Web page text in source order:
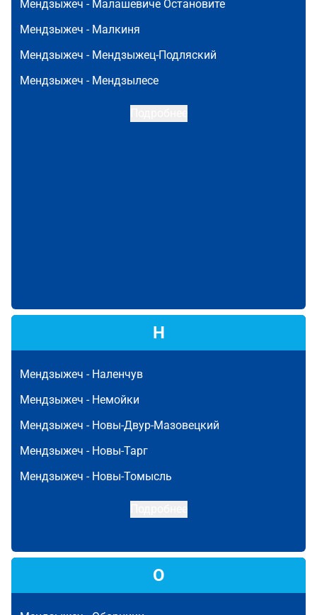
Мендзыжеч - Малашевиче Остановите
Мендзыжеч - Малкиня
Мендзыжеч - Мендзыжец-Подляский
Мендзыжеч - Мендзылесе
Н
Мендзыжеч - Наленчув
Мендзыжеч - Немойки
Мендзыжеч - Новы-Двур-Мазовецкий
Мендзыжеч - Новы-Тарг
Мендзыжеч - Новы-Томысль
О